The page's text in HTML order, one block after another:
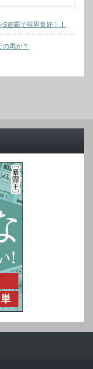
連覇で視界良好！！
の馬か？